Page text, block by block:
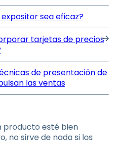
sea eficaz?
tarjetas de precios
de presentación de
las ventas
producto esté bien
no sirve de nada si los